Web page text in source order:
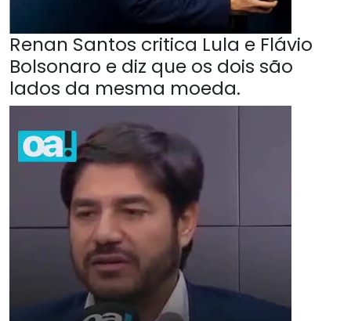
Renan Santos critica Lula e Flávio
Bolsonaro e diz que os dois são
lados da mesma moeda.